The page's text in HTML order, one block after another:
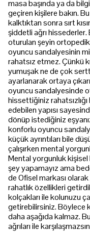
masa başında ya da
geçiren kişilere bakın.
kalktıktan sonra sırt
şiddetli ağrı
oturulan şeyin
oyuncu sandalyesinin
rahatsız etmez. Çünkü
yumuşak ne de çok
ayarlanarak ortaya
oyuncu sandalyesinde
hissettiğiniz
edebilen yapısı
dönüp istediğiniz
konforlu oyuncu
küçük ayrıntıları bile
çalışırken mental
Mental yorgunluk
şey yapamayız ama
de Ofisel markası
rahatlık özellikleri
kolçakları ile kolunuzu
getirebilirsiniz. Böylece
daha aşağıda kalmaz.
ağrıları ile